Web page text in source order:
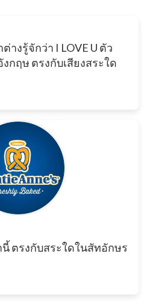
างรู้จักว่า I LOVE U ตัว
กฤษ ตรงกับเสียงสระใด
ตรงกับสระใดในสัทอักษร